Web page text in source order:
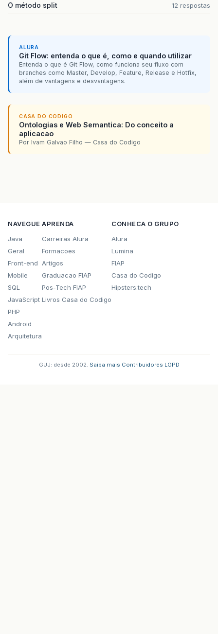
O método split 12 respostas
ALURA
Git Flow: entenda o que é, como e quando utilizar
Entenda o que é Git Flow, como funciona seu fluxo com
branches como Master, Develop, Feature, Release e Hotfix,
além de vantagens e desvantagens.
CASA DO CODIGO
Ontologias e Web Semantica: Do conceito a
aplicacao
Por Ivam Galvao Filho — Casa do Codigo
NAVEGUE
Java
Geral
Front-end
Mobile
SQL
JavaScript
PHP
Android
Arquitetura
APRENDA
Carreiras Alura
Formacoes
Artigos
Graduacao FIAP
Pos-Tech FIAP
Livros Casa do Codigo
CONHECA O GRUPO
Alura
Lumina
FIAP
Casa do Codigo
Hipsters.tech
GUJ: desde 2002. Saiba mais Contribuidores LGPD